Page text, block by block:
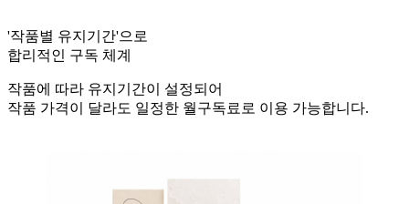
'작품별 유지기간'으로
합리적인 구독 체계
작품에 따라 유지기간이 설정되어
작품 가격이 달라도 일정한 월구독료로 이용 가능합니다.